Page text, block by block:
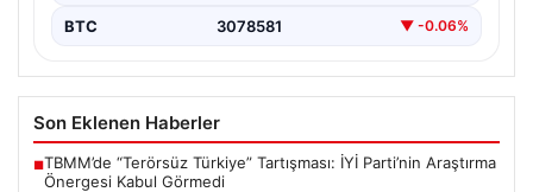
BTC 3078581 ▼ -0.06%
Son Eklenen Haberler
■TBMM’de “Terörsüz Türkiye” Tartışması: İYİ Parti’nin Araştırma
Önergesi Kabul Görmedi